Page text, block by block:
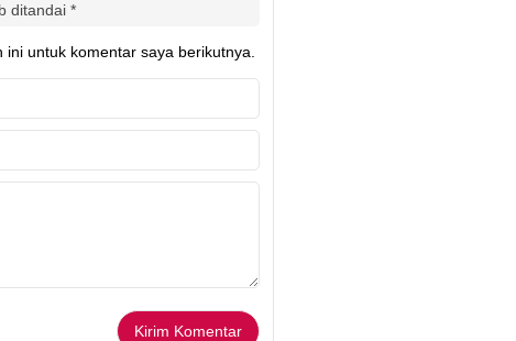
ditandai *
untuk komentar saya berikutnya.